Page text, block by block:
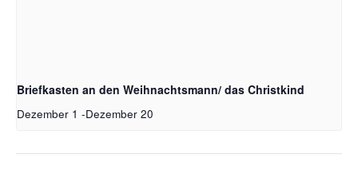
Briefkasten an den Weihnachtsmann/ das Christkind
Dezember 1 -Dezember 20